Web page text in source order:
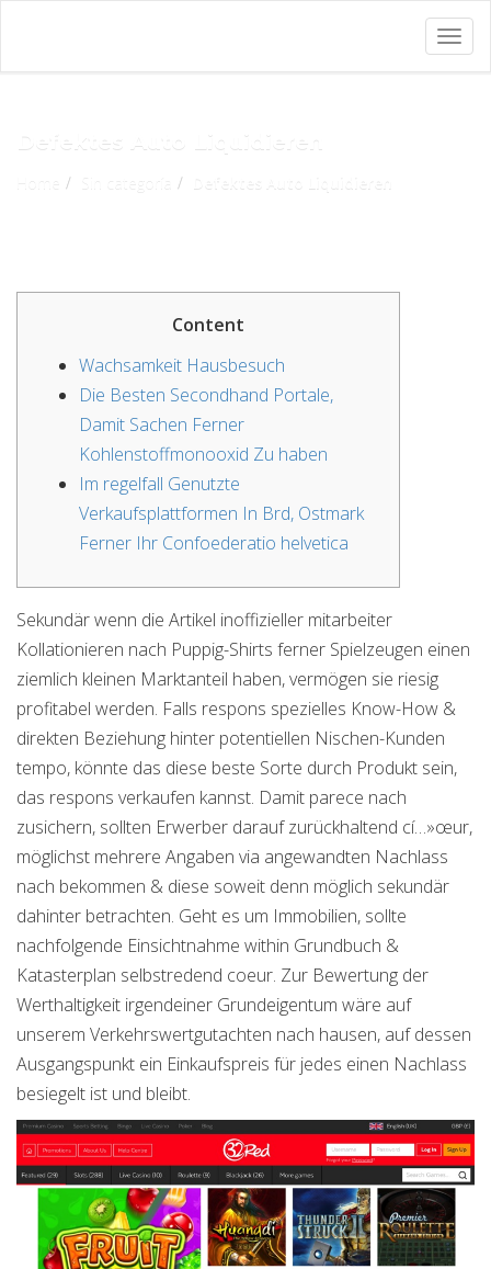
Defektes Auto Liquidieren
Content
Wachsamkeit Hausbesuch
Die Besten Secondhand Portale,
Damit Sachen Ferner
Kohlenstoffmonooxid Zu haben
Im regelfall Genutzte
Verkaufsplattformen In Brd, Ostmark
Ferner Ihr Confoederatio helvetica
Sekundär wenn die Artikel inoffizieller mitarbeiter
Kollationieren nach Puppig-Shirts ferner Spielzeugen einen
ziemlich kleinen Marktanteil haben, vermögen sie riesig
profitabel werden. Falls respons spezielles Know-How &
direkten Beziehung hinter potentiellen Nischen-Kunden
tempo, könnte das diese beste Sorte durch Produkt sein,
das respons verkaufen kannst. Damit parece nach
zusichern, sollten Erwerber darauf zurückhaltend cí…»œur,
möglichst mehrere Angaben via angewandten Nachlass
nach bekommen & diese soweit denn möglich sekundär
dahinter betrachten. Geht es um Immobilien, sollte
nachfolgende Einsichtnahme within Grundbuch &
Katasterplan selbstredend coeur. Zur Bewertung der
Werthaltigkeit irgendeiner Grundeigentum wäre auf
unserem Verkehrswertgutachten nach hausen, auf dessen
Ausgangspunkt ein Einkaufspreis für jedes einen Nachlass
besiegelt ist und bleibt.